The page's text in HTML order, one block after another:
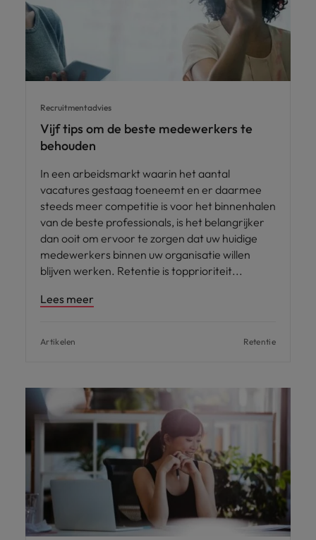
Recruitmentadvies
Vijf tips om de beste medewerkers te
behouden
In een arbeidsmarkt waarin het aantal
vacatures gestaag toeneemt en er daarmee
steeds meer competitie is voor het binnenhalen
van de beste professionals, is het belangrijker
dan ooit om ervoor te zorgen dat uw huidige
medewerkers binnen uw organisatie willen
blijven werken. Retentie is topprioriteit
Lees meer
Artikelen Retentie